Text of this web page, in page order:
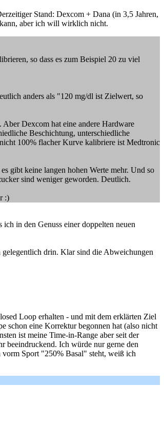
Stand: Dexcom + Dana (in 3,5 Jahren,
kann, aber ich will wirklich nicht.
so dass es zum Beispiel 20 zu viel
anders als "120 mg/dl ist Zielwert, so
Dexcom hat eine andere Hardware
Beschichtung, unterschiedliche
100% flacher Kurve kalibriere ist Medtronic
gibt keine langen hohen Werte mehr. Und so
sind weniger geworden. Deutlich.
:)
in den Genuss einer doppelten neuen
drin. Klar sind die Abweichungen
Loop erhalten - und mit dem erklärten Ziel
schon eine Korrektur begonnen hat (also nicht
ist meine Time-in-Range aber seit der
beeindruckend. Ich würde nur gerne den
Sport "250% Basal" steht, weiß ich